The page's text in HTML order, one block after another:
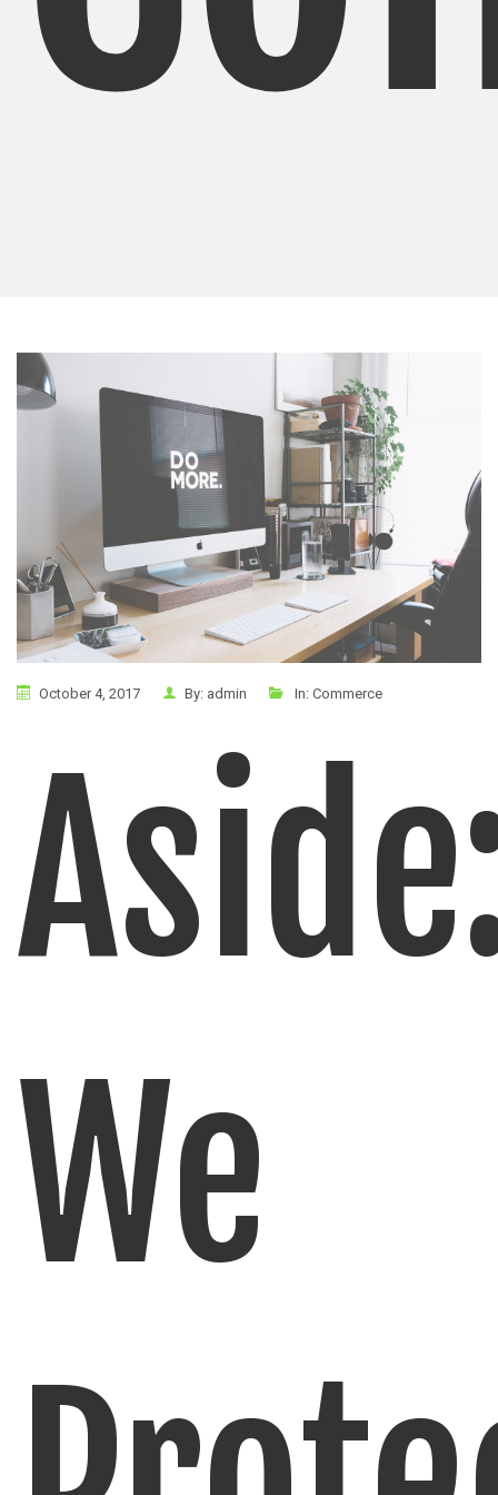
October 4, 2017 By: admin In: Commerce
We